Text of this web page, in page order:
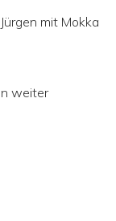
mit Mokka
weiter